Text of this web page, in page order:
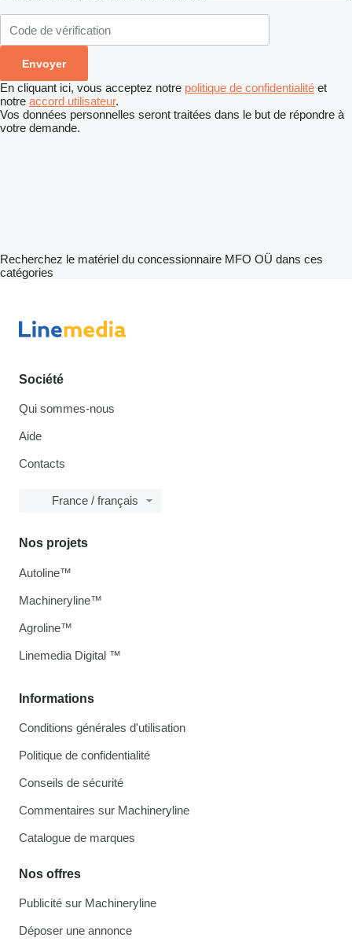
En cliquant ici, vous acceptez notre politique de confidentialité et
notre accord utilisateur.
Vos données personnelles seront traitées dans le but de répondre à
votre demande.
Recherchez le matériel du concessionnaire MFO OÜ dans ces
catégories
Société
Qui sommes-nous
Aide
Contacts
France / français
Informations
Conditions générales d'utilisation
Politique de confidentialité
Conseils de sécurité
Commentaires sur Machineryline
Catalogue de marques
Nos offres
Publicité sur Machineryline
Déposer une annonce
Nos projets
Autoline™
Machineryline™
Agroline™
Linemedia Digital ™